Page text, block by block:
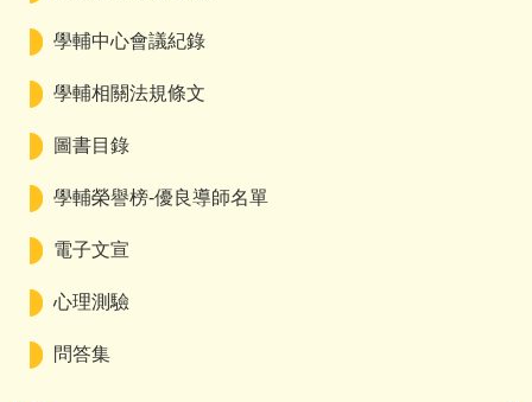
學輔中心會議紀錄
學輔相關法規條文
圖書目錄
學輔榮譽榜-優良導師名單
電子文宣
心理測驗
問答集